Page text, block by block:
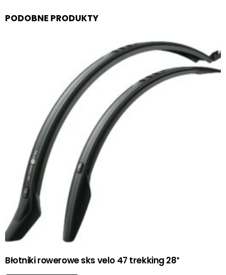
PODOBNE PRODUKTY
Błotniki rowerowe sks velo 47 trekking 28″